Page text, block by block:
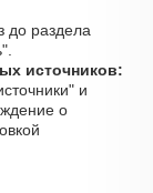
до раздела
источников:
и
о